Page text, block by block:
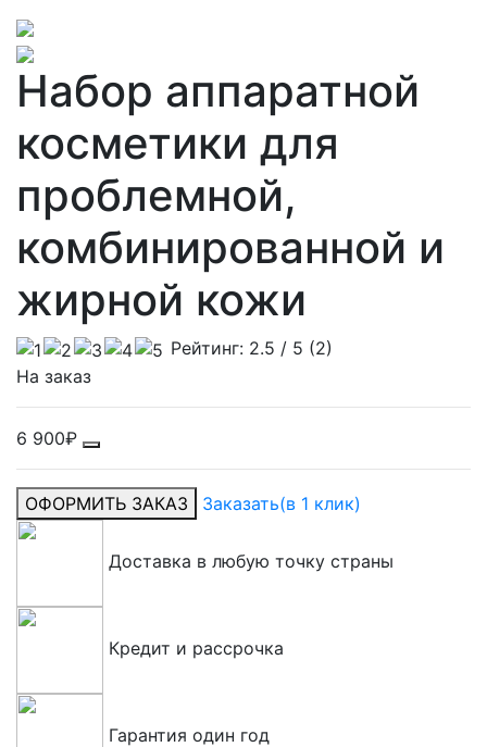
Набор аппаратной
косметики для
проблемной,
комбинированной и
жирной кожи
Рейтинг: 2.5 / 5 (2)
На заказ
6 900₽
ОФОРМИТЬ ЗАКАЗ Заказать(в 1 клик)
Доставка в любую точку страны
Кредит и рассрочка
Гарантия один год